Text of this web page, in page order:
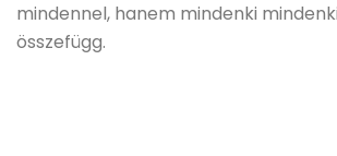
mindennel, hanem mindenki
összefügg.